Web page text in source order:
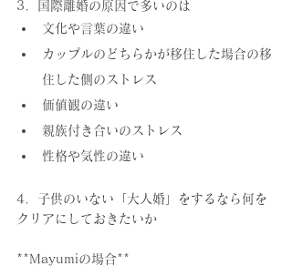
3．国際離婚の原因で多いのは
文化や言葉の違い
カップルのどちらかが移住した場合の移
住した側のストレス
価値観の違い
親族付き合いのストレス
性格や気性の違い
4．子供のいない「大人婚」をするなら何を
クリアにしておきたいか
**Mayumiの場合**